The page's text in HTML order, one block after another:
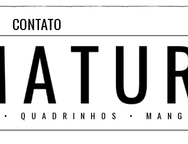
CONTATO
QUADRINHOS •